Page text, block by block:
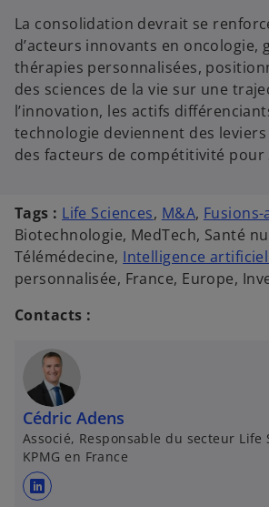
La consolidation devrait se
d’acteurs innovants en oncologie,
thérapies personnalisées,
des sciences de la vie sur une
l’innovation, les actifs
technologie deviennent des
des facteurs de compétitivité pour
Tags : Life Sciences, M&A,
Biotechnologie, MedTech, Santé
Télémédecine, Intelligence
personnalisée, France, Europe,
Contacts :
Cédric Adens
Associé, Responsable du secteur Life
KPMG en France
s